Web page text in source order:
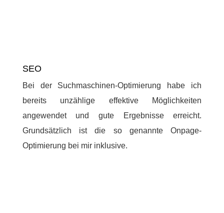
SEO
Bei der Suchmaschinen-Optimierung habe ich
bereits unzählige effektive Möglichkeiten
angewendet und gute Ergebnisse erreicht.
Grundsätzlich ist die so genannte Onpage-
Optimierung bei mir inklusive.